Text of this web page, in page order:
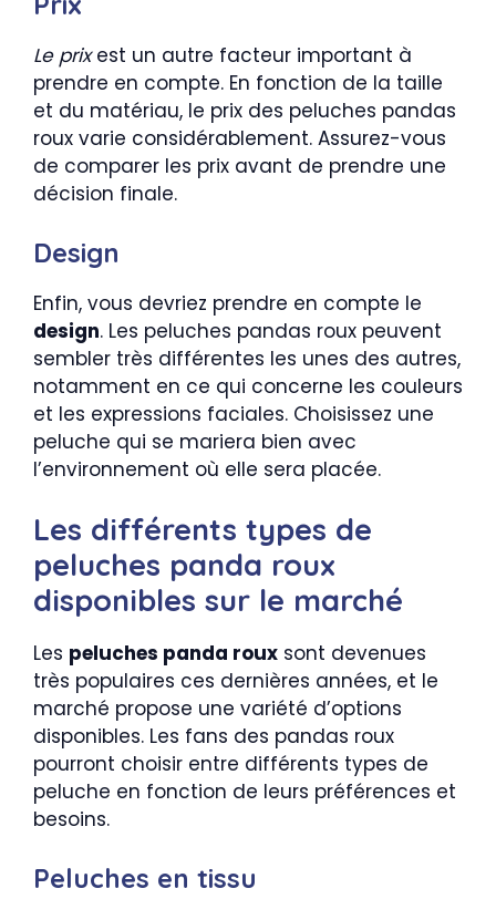
Le prixest un autre facteur important à
prendre en compte. En fonction de la taille
et du matériau, le prix des peluches pandas
roux varie considérablement. Assurez-vous
de comparer les prix avant de prendre une
décision finale.
Design
Enfin, vous devriez prendre en compte le
design. Les peluches pandas roux peuvent
sembler très différentes les unes des autres,
notamment en ce qui concerne les couleurs
et les expressions faciales. Choisissez une
peluche qui se mariera bien avec
l’environnement où elle sera placée.
Les différents types de
peluches panda roux
disponibles sur le marché
Les peluches panda roux sont devenues
très populaires ces dernières années, et le
marché propose une variété d’options
disponibles. Les fans des pandas roux
pourront choisir entre différents types de
peluche en fonction de leurs préférences et
besoins.
Peluches en tissu